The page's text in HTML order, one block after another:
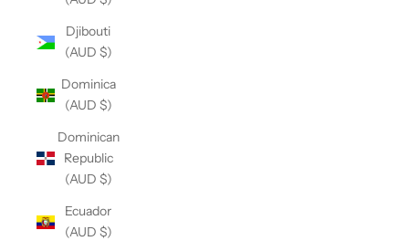
Djibouti
(AUD $)
Dominica
(AUD $)
Dominican
Republic
(AUD $)
Ecuador
(AUD $)